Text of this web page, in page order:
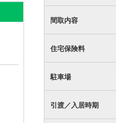
間取内容
住宅保険料
駐車場
引渡／入居時期